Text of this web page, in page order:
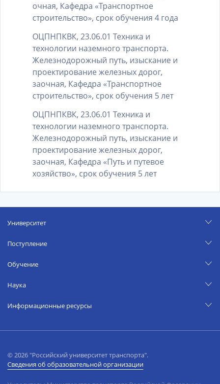
очная, Кафедра «Транспортное
строительство», срок обучения 4 года
ОЦПНПКВК, 23.06.01 Техника и
технологии наземного транспорта.
Железнодорожный путь, изыскание и
проектирование железных дорог,
заочная, Кафедра «Транспортное
строительство», срок обучения 5 лет
ОЦПНПКВК, 23.06.01 Техника и
технологии наземного транспорта.
Железнодорожный путь, изыскание и
проектирование железных дорог,
заочная, Кафедра «Путь и путевое
хозяйство», срок обучения 5 лет
Университет
Поступление
Обучение
Наука
Информационные ресурсы
© 2026 "Российский университет транспорта".
Сведения об образовательной организации